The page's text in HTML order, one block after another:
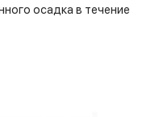
осадка в течение